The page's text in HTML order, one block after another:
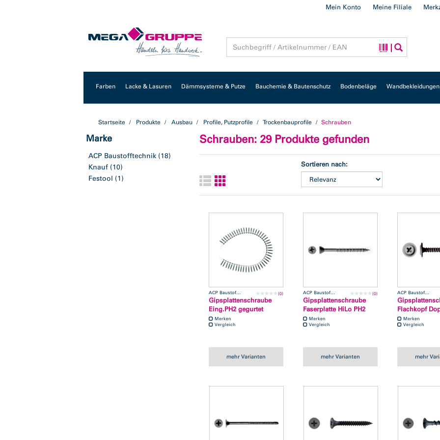
Mein Konto Meine Filiale
Farben Lacke & Lasuren Dämmsysteme & Putze Bauchemie & Bautenschutz Bodenbeläge Wandbekleidungen
Startseite Produkte Ausbau Profile, Putzprofile Trockenbauprofile Schrauben
Marke
ACP Baustofftechnik (18)
Knauf (10)
Festool (1)
Schrauben: 29 Produkte gefunden
Sortieren nach:
(0)
Gipsplattenschraube
Eing.PH2 gegurtet
Merken
Vergleich
mehr Varianten
(0)
Gipsplattenschraube
Faserplatte HiLo PH2
Merken
Vergleich
mehr Varianten
Flachkopf
Merken
Vergleich
mehr